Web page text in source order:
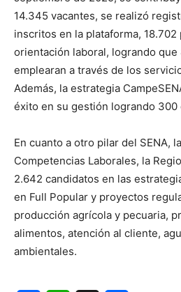
14.345 vacantes, se realizó
inscritos en la plataforma,
orientación laboral, logrando
emplearan a través de los
Además, la estrategia
éxito en su gestión logrando 300
En cuanto a otro pilar del SENA,
Competencias Laborales, la
2.642 candidatos en las
en Full Popular y proyectos
producción agrícola y pecuaria,
alimentos, atención al cliente,
ambientales.